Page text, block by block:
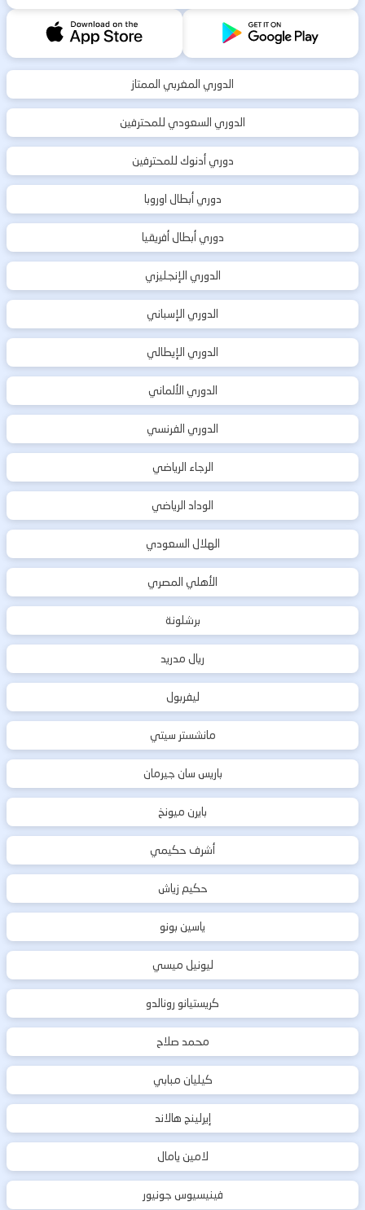
الدوري المغربي الممتاز
الدوري السعودي للمحترفين
دوري أدنوك للمحترفين
دوري أبطال اوروبا
دوري أبطال أفريقيا
الدوري الإنجليزي
الدوري الإسباني
الدوري الإيطالي
الدوري الألماني
الدوري الفرنسي
الرجاء الرياضي
الوداد الرياضي
الهلال السعودي
الأهلي المصري
برشلونة
ريال مدريد
ليفربول
مانشستر سيتي
باريس سان جيرمان
بايرن ميونخ
أشرف حكيمي
حكيم زياش
ياسين بونو
ليونيل ميسي
كريستيانو رونالدو
محمد صلاح
كيليان مبابي
إيرلينج هالاند
لامين يامال
فينيسيوس جونيور